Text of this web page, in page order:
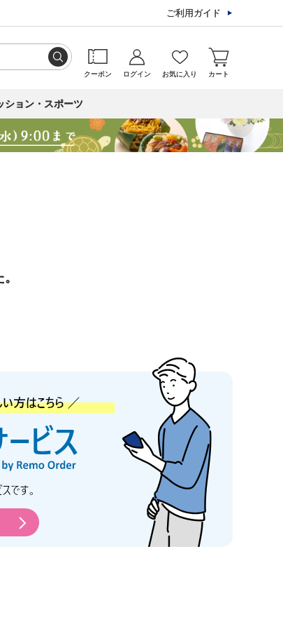
ご利用ガイド
クーポン ログイン お気に入り カート
ション・スポーツ